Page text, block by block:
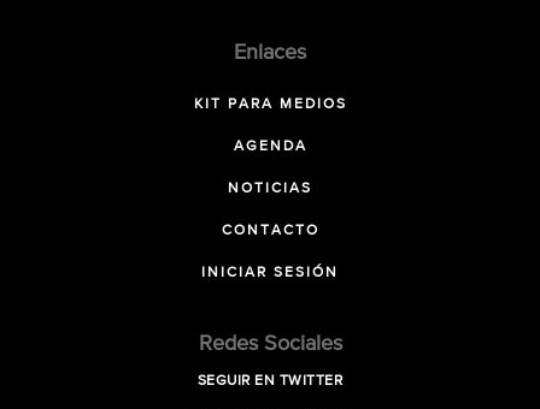
Enlaces
KIT PARA MEDIOS
AGENDA
NOTICIAS
CONTACTO
INICIAR SESIÓN
Redes Sociales
SEGUIR EN TWITTER